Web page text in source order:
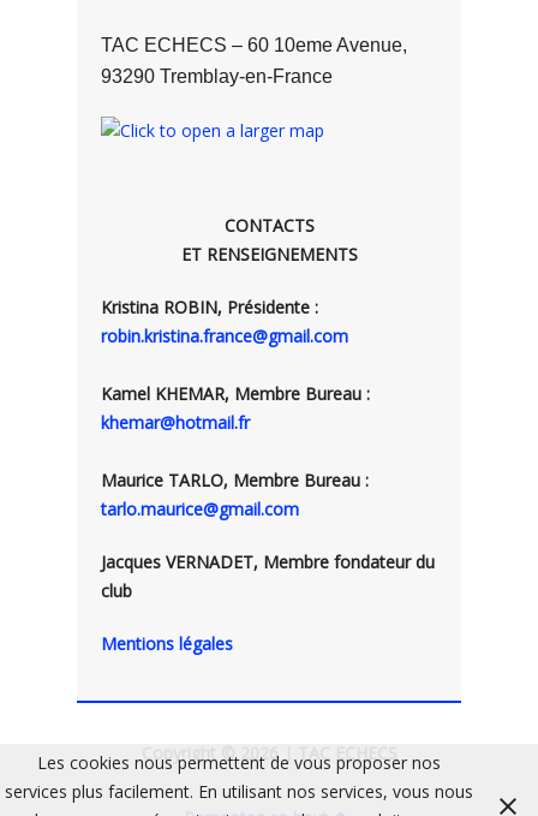
TAC ECHECS – 60 10eme Avenue,
93290 Tremblay-en-France
CONTACTS
ET RENSEIGNEMENTS
Kristina ROBIN, Présidente :
robin.kristina.france@gmail.com
Kamel KHEMAR, Membre Bureau :
khemar@hotmail.fr
Maurice TARLO, Membre Bureau :
tarlo.maurice@gmail.com
Jacques VERNADET, Membre fondateur du
club
Mentions légales
Copyright © 2026 | TAC ECHECS
Les cookies nous permettent de vous proposer nos
services plus facilement. En utilisant nos services, vous nous